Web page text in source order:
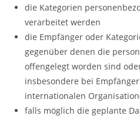
die Kategorien
verarbeitet werden
die Empfänger oder
gegenüber denen die
offengelegt worden sind
insbesondere bei
internationalen
falls möglich die geplante